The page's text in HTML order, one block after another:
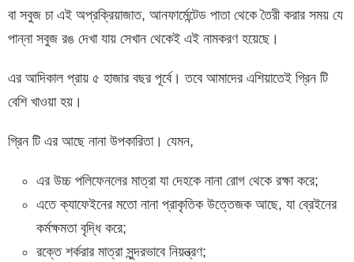
বা সবুজ চা এই অপ্রক্রিয়াজাত, আনফার্মেন্টেড পাতা থেকে তৈরী করার সময় যে
পান্না সবুজ রঙ দেখা যায় সেখান থেকেই এই নামকরণ হয়েছে।
এর আদিকাল প্রায় ৫ হাজার বছর পূর্বে। তবে আমাদের এশিয়াতেই গ্রিন টি
বেশি খাওয়া হয়।
গ্রিন টি এর আছে নানা উপকারিতা। যেমন,
এর উচ্চ পলিফেনলের মাত্রা যা দেহকে নানা রোগ থেকে রক্ষা করে;
এতে ক্যাফেইনের মতো নানা প্রাকৃতিক উত্তেজক আছে, যা ব্রেইনের
কর্মক্ষমতা বৃদ্ধি করে;
রক্তে শর্করার মাত্রা সুন্দরভাবে নিয়ন্ত্রণ;